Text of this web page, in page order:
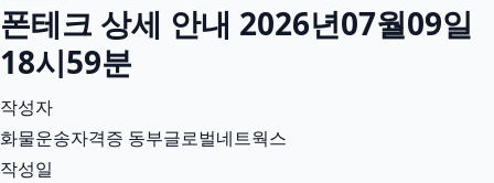
폰테크 상세 안내 2026년07월09일
18시59분
작성자
화물운송자격증 동부글로벌네트웍스
작성일